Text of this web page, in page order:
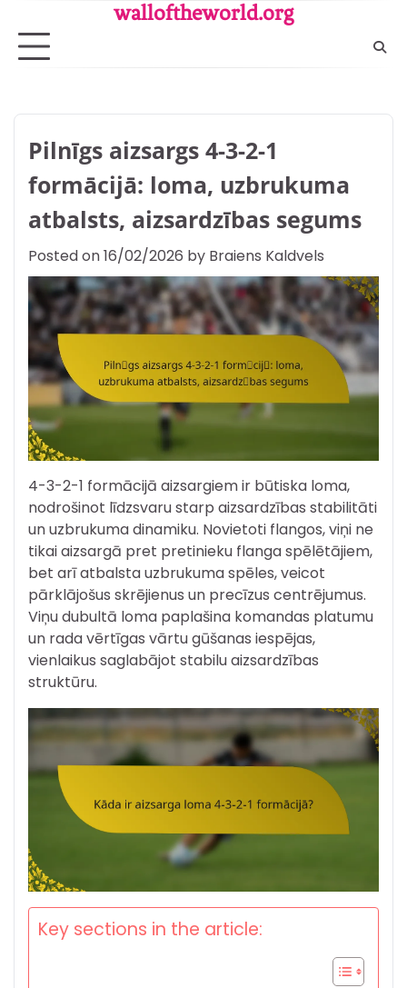
content
walloftheworld.org
Pilnīgs aizsargs 4-3-2-1
formācijā: loma, uzbrukuma
atbalsts, aizsardzības segums
Posted on16/02/2026 by Braiens Kaldvels
4-3-2-1 formācijā aizsargiem ir būtiska loma,
nodrošinot līdzsvaru starp aizsardzības stabilitāti
un uzbrukuma dinamiku. Novietoti flangos, viņi ne
tikai aizsargā pret pretinieku flanga spēlētājiem,
bet arī atbalsta uzbrukuma spēles, veicot
pārklājošus skrējienus un precīzus centrējumus.
Viņu dubultā loma paplašina komandas platumu
un rada vērtīgas vārtu gūšanas iespējas,
vienlaikus saglabājot stabilu aizsardzības
struktūru.
Key sections in the article: